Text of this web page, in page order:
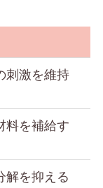
刺激を維持
料を補給す
解を抑える